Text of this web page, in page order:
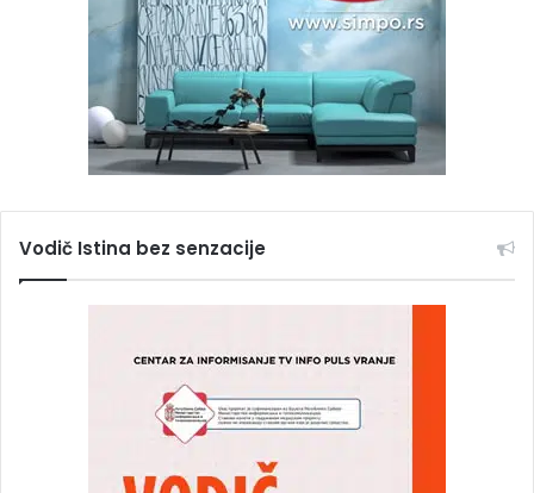
Vodič Istina bez senzacije